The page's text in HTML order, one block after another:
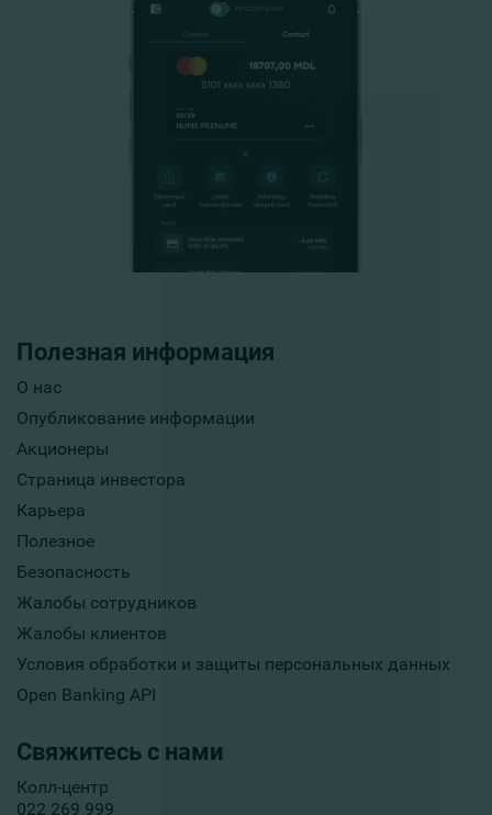
Полезная информация
О нас
Опубликование информации
Акционеры
Страница инвестора
Карьера
Полезное
Безопасность
Жалобы сотрудников
Жалобы клиентов
Условия обработки и защиты персональных данных
Open Banking API
Свяжитесь с нами
Колл-центр
022 269 999